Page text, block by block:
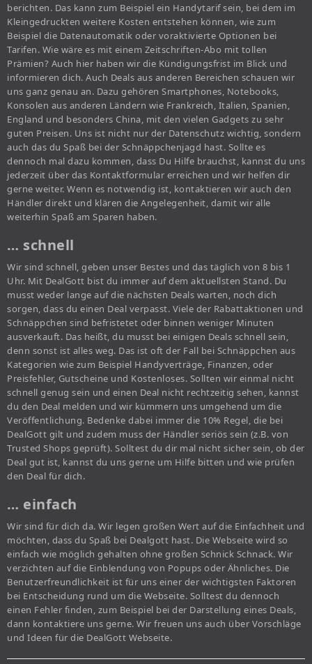
berichten. Das kann zum Beispiel ein Handytarif sein, bei dem im
Kleingedruckten weitere Kosten entstehen können, wie zum
Beispiel die Datenautomatik oder voraktivierte Optionen bei
Tarifen. Wie wäre es mit einem Zeitschriften-Abo mit tollen
Prämien? Auch hier haben wir die Kündigungsfrist im Blick und
informieren dich. Auch Deals aus anderen Bereichen schauen wir
uns ganz genau an. Dazu gehören Smartphones, Notebooks,
Konsolen aus anderen Ländern wie Frankreich, Italien, Spanien,
England und besonders China, mit den vielen Gadgets zu sehr
guten Preisen. Uns ist nicht nur der Datenschutz wichtig, sondern
auch das du Spaß bei der Schnäppchenjagd hast. Sollte es
dennoch mal dazu kommen, dass Du Hilfe brauchst, kannst du uns
jederzeit über das Kontaktformular erreichen und wir helfen dir
gerne weiter. Wenn es notwendig ist, kontaktieren wir auch den
Händler direkt und klären die Angelegenheit, damit wir alle
weiterhin Spaß am Sparen haben.
… schnell
Wir sind schnell, geben unser Bestes und das täglich von 8 bis 1
Uhr. Mit DealGott bist du immer auf dem aktuellsten Stand. Du
musst weder lange auf die nächsten Deals warten, noch dich
sorgen, dass du einen Deal verpasst. Viele der Rabattaktionen und
Schnäppchen sind befristetet oder binnen weniger Minuten
ausverkauft. Das heißt, du musst bei einigen Deals schnell sein,
denn sonst ist alles weg. Das ist oft der Fall bei Schnäppchen aus
Kategorien wie zum Beispiel Handyverträge, Finanzen, oder
Preisfehler, Gutscheine und Kostenloses. Sollten wir einmal nicht
schnell genug sein und einen Deal nicht rechtzeitig sehen, kannst
du den Deal melden und wir kümmern uns umgehend um die
Veröffentlichung. Bedenke dabei immer die 10% Regel, die bei
DealGott gilt und zudem muss der Händler seriös sein (z.B. von
Trusted Shops geprüft). Solltest du dir mal nicht sicher sein, ob der
Deal gut ist, kannst du uns gerne um Hilfe bitten und wie prüfen
den Deal für dich.
… einfach
Wir sind für dich da. Wir legen großen Wert auf die Einfachheit und
möchten, dass du Spaß bei Dealgott hast. Die Webseite wird so
einfach wie möglich gehalten ohne großen Schnick Schnack. Wir
verzichten auf die Einblendung von Popups oder Ähnliches. Die
Benutzerfreundlichkeit ist für uns einer der wichtigsten Faktoren
bei Entscheidung rund um die Webseite. Solltest du dennoch
einen Fehler finden, zum Beispiel bei der Darstellung eines Deals,
dann kontaktiere uns gerne. Wir freuen uns auch über Vorschläge
und Ideen für die DealGott Webseite.